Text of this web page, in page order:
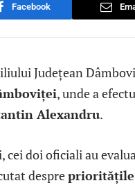
Facebook
Județean
, unde a
Alexandru.
doi oficiali au
despreprioritățile